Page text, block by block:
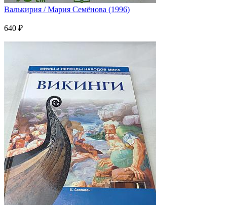
Валькирия / Мария Семёнова (1996)
640 ₽